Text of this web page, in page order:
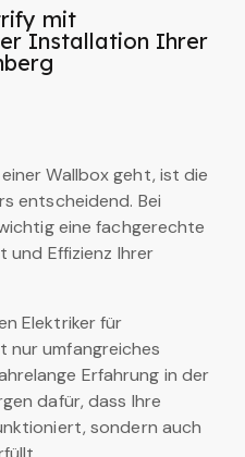
mit
Installation Ihrer
Wallbox geht, ist die
entscheidend. Bei
eine fachgerechte
und Effizienz Ihrer
Elektriker für
nur umfangreiches
Erfahrung in der
dafür, dass Ihre
sondern auch